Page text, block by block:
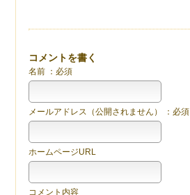
コメントを書く
名前 ：必須
メールアドレス（公開されません） ：必須
ホームページURL
コメント内容